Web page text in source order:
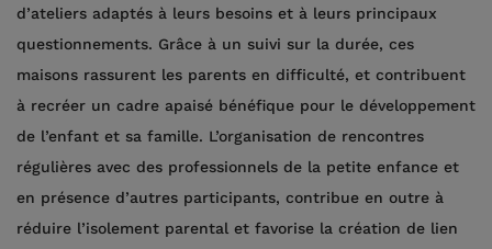
d’ateliers adaptés à leurs besoins et à leurs principaux
questionnements. Grâce à un suivi sur la durée, ces
maisons rassurent les parents en difficulté, et contribuent
à recréer un cadre apaisé bénéfique pour le développement
de l’enfant et sa famille. L’organisation de rencontres
régulières avec des professionnels de la petite enfance et
en présence d’autres participants, contribue en outre à
réduire l’isolement parental et favorise la création de lien